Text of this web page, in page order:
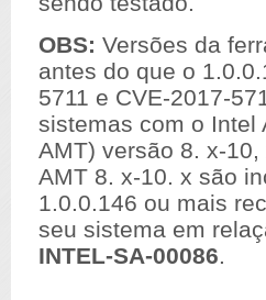
OBS: Versões da
antes do que o
5711 e CVE-2017-
sistemas com o Intel
AMT) versão 8. x-
AMT 8. x-10. x são
1.0.0.146 ou mais
seu sistema em
INTEL-SA-00086.